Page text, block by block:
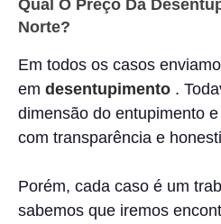
Qual O Preço Da
Norte?
Em todos os casos
em desentupimento .
dimensão do entupimento
com transparência e
Porém, cada caso é um
sabemos que iremos